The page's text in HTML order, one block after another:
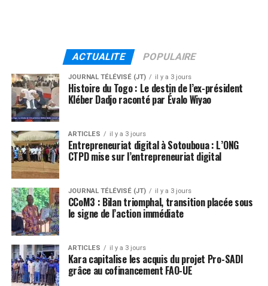
ACTUALITE POPULAIRE
JOURNAL TÉLÉVISÉ (JT) il y a 3 jours
Histoire du Togo : Le destin de l’ex-président
Kléber Dadjo raconté par Évalo Wiyao
ARTICLES il y a 3 jours
Entrepreneuriat digital à Sotouboua : L’ONG
CTPD mise sur l’entrepreneuriat digital
JOURNAL TÉLÉVISÉ (JT) il y a 3 jours
CCoM3 : Bilan triomphal, transition placée sous
le signe de l’action immédiate
ARTICLES il y a 3 jours
Kara capitalise les acquis du projet Pro-SADI
grâce au cofinancement FAO-UE